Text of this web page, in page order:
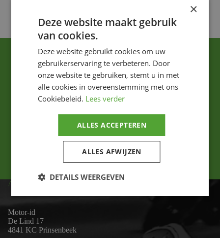
ADRES
Motor-id
De Lind 17
4841 KC Prinsenbeek
×
Deze website maakt gebruik
van cookies.
Deze website gebruikt cookies om uw
gebruikerservaring te verbeteren. Door
onze website te gebruiken, stemt u in met
alle cookies in overeenstemming met ons
Cookiebeleid. Lees verder
ALLES ACCEPTEREN
ALLES AFWIJZEN
DETAILS WEERGEVEN